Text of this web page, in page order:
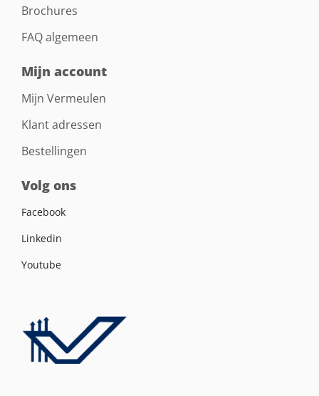
Brochures
FAQ algemeen
Mijn account
Mijn Vermeulen
Klant adressen
Bestellingen
Volg ons
Facebook
Linkedin
Youtube